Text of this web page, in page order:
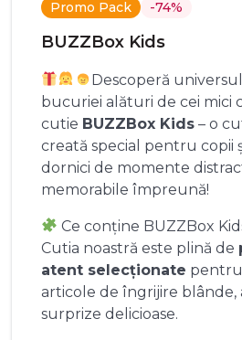
Promo Pack -74%
BUZZBox Kids
Descoperă universul
bucuriei alături de cei mici
cutie BUZZBox Kids – o
creată special pentru copii
dornici de momente
memorabile împreună!
Ce conține BUZZBox
Cutia noastră este plină de
atent selecționate pentru
articole de îngrijire blânde,
surprize delicioase.